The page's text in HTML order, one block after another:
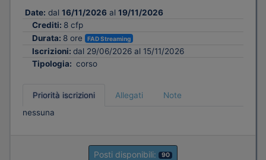
Date: dal 16/11/2026 al 19/11/2026
Crediti: 8 cfp
Durata: 8 ore FAD Streaming
Iscrizioni: dal 29/06/2026 al 15/11/2026
Tipologia: corso
Priorità iscrizioni Allegati
Note
nessuna
Posti disponibili: 90